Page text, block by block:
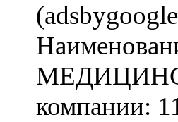
компании: